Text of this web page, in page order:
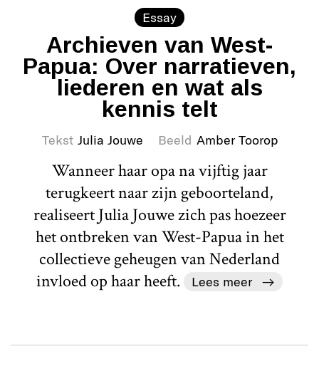
Essay
Archieven van West-
Papua: Over narratieven,
liederen en wat als
kennis telt
Tekst Julia Jouwe Beeld Amber Toorop
Wanneer haar opa na vijftig jaar
terugkeert naar zijn geboorteland,
realiseert Julia Jouwe zich pas hoezeer
het ontbreken van West-Papua in het
collectieve geheugen van Nederland
invloed op haar heeft.
Lees meer